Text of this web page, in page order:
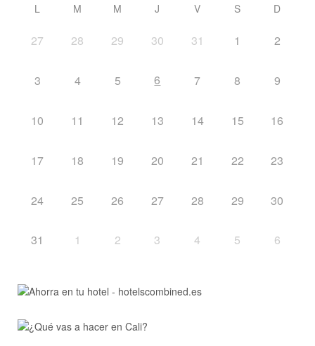
L M M J V S D
27 28 29 30 31 1 2
3 4 5 6 7 8 9
10 11 12 13 14 15 16
17 18 19 20 21 22 23
24 25 26 27 28 29 30
31 1 2 3 4 5 6